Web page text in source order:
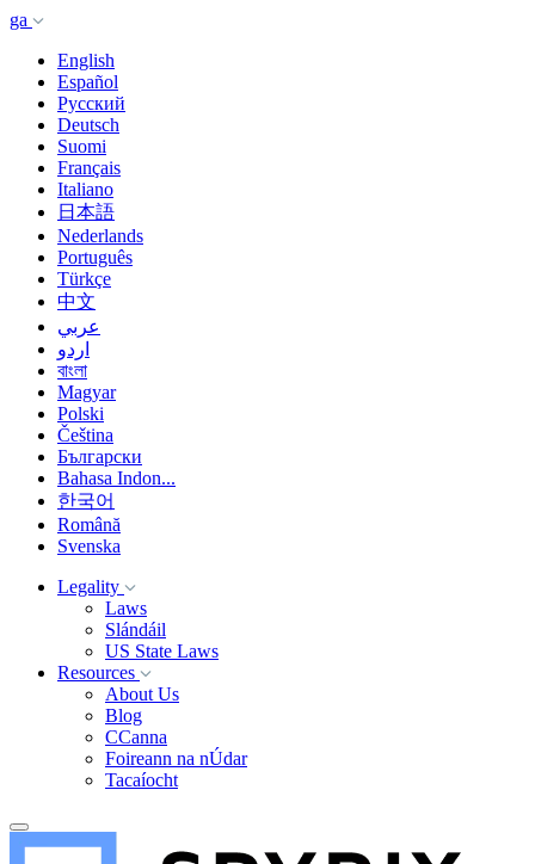
ga
English
Español
Русский
Deutsch
Suomi
Français
Italiano
日本語
Nederlands
Português
Türkçe
中文
عربي
اردو
বাংলা
Magyar
Polski
Čeština
Български
Bahasa Indon...
한국어
Română
Svenska
Legality
Laws
Slándáil
US State Laws
Resources
About Us
Blog
CCanna
Foireann na nÚdar
Tacaíocht